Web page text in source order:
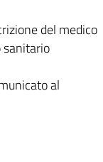
del medico
sanitario
al